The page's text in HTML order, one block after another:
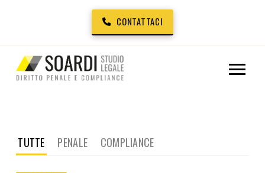
CONTATTACI
TUTTE PENALE COMPLIANCE